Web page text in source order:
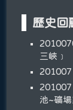
歷史回
三峽﹞
池~礦